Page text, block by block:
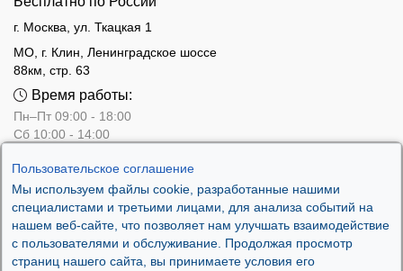
Пользовательское соглашение
Мы используем файлы cookie, разработанные нашими
специалистами и третьими лицами, для анализа событий на
нашем веб-сайте, что позволяет нам улучшать взаимодействие
с пользователями и обслуживание. Продолжая просмотр
страниц нашего сайта, вы принимаете условия его
г. Москва, ул. Ткацкая 1
МО, г. Клин, Ленинградское шоссе
88км, стр. 63
Время работы:
Пн–Пт 09:00 - 18:00
Сб 10:00 - 14:00